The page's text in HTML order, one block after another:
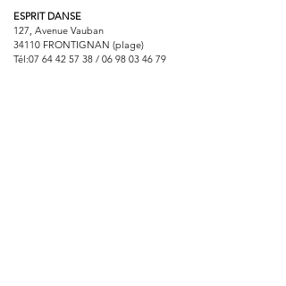
ESPRIT DANSE
127, Avenue Vauban
34110 FRONTIGNAN (plage)
Tél:07 64 42 57 38 / 06 98 03 46 79